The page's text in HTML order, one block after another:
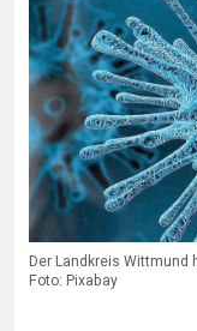
Der Landkreis
Foto: Pixabay